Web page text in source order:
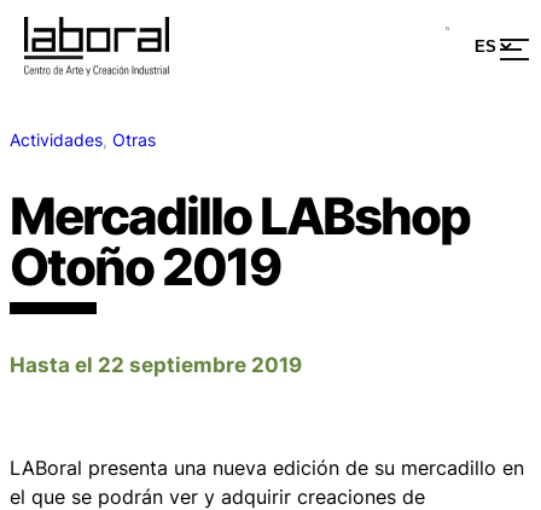
Actividades, Otras
Mercadillo LABshop
Otoño 2019
Hasta el 22 septiembre 2019
LABoral presenta una nueva edición de su mercadillo en
el que se podrán ver y adquirir creaciones de